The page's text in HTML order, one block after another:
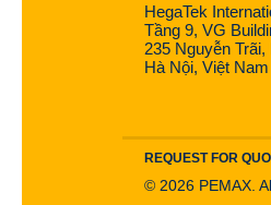
HegaTek
Tầng 9, VG
235 Nguyễn
Hà Nội, Việt
REQUEST FOR
© 2026 PEMAX.